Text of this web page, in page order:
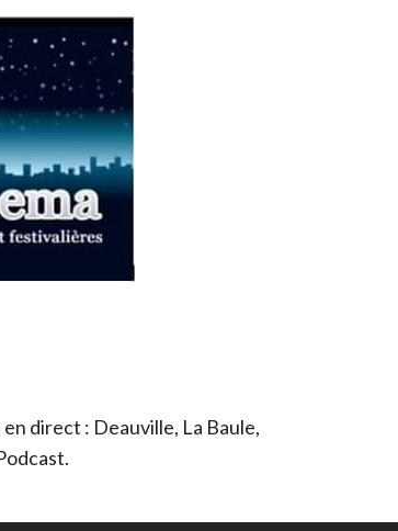
direct : Deauville, La Baule,